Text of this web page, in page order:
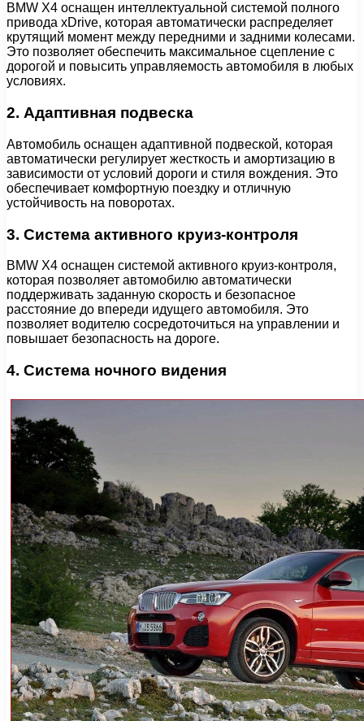
BMW X4 оснащен интеллектуальной системой полного
привода xDrive, которая автоматически распределяет
крутящий момент между передними и задними колесами.
Это позволяет обеспечить максимальное сцепление с
дорогой и повысить управляемость автомобиля в любых
условиях.
2. Адаптивная подвеска
Автомобиль оснащен адаптивной подвеской, которая
автоматически регулирует жесткость и амортизацию в
зависимости от условий дороги и стиля вождения. Это
обеспечивает комфортную поездку и отличную
устойчивость на поворотах.
3. Система активного круиз-контроля
BMW X4 оснащен системой активного круиз-контроля,
которая позволяет автомобилю автоматически
поддерживать заданную скорость и безопасное
расстояние до впереди идущего автомобиля. Это
позволяет водителю сосредоточиться на управлении и
повышает безопасность на дороге.
4. Система ночного видения